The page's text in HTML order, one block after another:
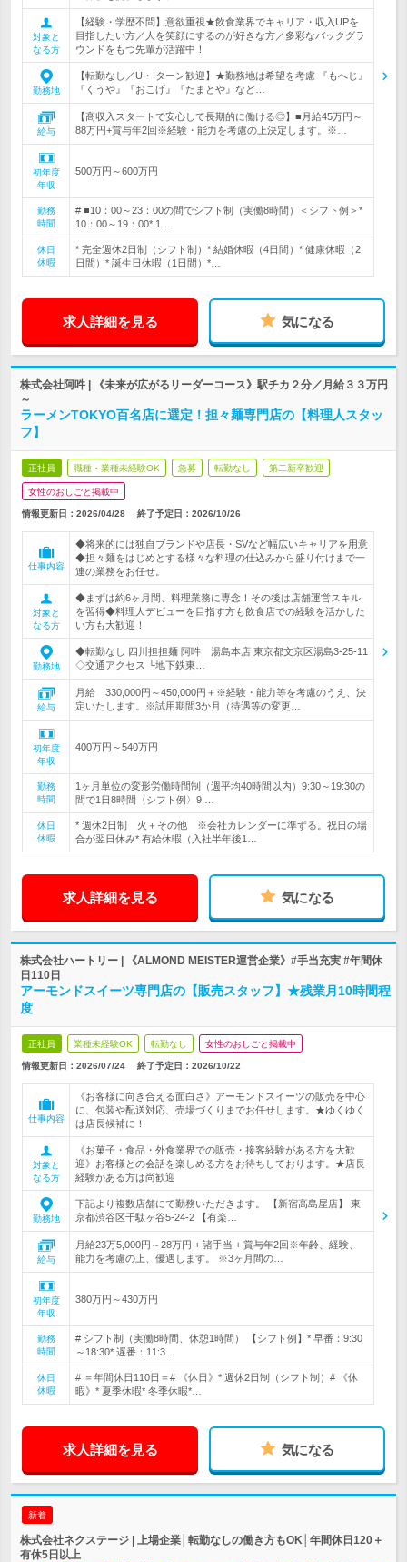
対象と
なる方
【経験・学歴不問】意欲重視★飲食業界でキャリア・収入UPを
目指したい方／人を笑顔にするのが好きな方／多彩なバックグラ
ウンドをもつ先輩が活躍中！
勤務地
【転勤なし／U・Iターン歓迎】★勤務地は希望を考慮 『もへじ』
『くうや』『おこげ』『たまとや』など…
給与
【高収入スタートで安心して長期的に働ける◎】■月給45万円～
88万円+賞与年2回※経験・能力を考慮の上決定します。※…
初年度
年収
500万円～600万円
勤務
時間
# ■10：00～23：00の間でシフト制（実働8時間）＜シフト例＞*
10：00～19：00* 1…
休日
休暇
* 完全週休2日制（シフト制）* 結婚休暇（4日間）* 健康休暇（2
日間）* 誕生日休暇（1日間）*…
求人詳細を見る 気になる
株式会社阿吽 | 《未来が広がるリーダーコース》駅チカ２分／月給３３万円
～
ラーメンTOKYO百名店に選定！担々麺専門店の【料理人スタッ
フ】
正社員 職種・業種未経験OK 急募 転勤なし 第二新卒歓迎
女性のおしごと掲載中
情報更新日：2026/04/28 終了予定日： 2026/10/26
仕事内容
◆将来的には独自ブランドや店長・SVなど幅広いキャリアを用意
◆担々麺をはじめとする様々な料理の仕込みから盛り付けまで一
連の業務をお任せ。
対象と
なる方
◆まずは約6ヶ月間、料理業務に専念！その後は店舗運営スキル
を習得◆料理人デビューを目指す方も飲食店での経験を活かした
い方も大歓迎！
勤務地
◆転勤なし 四川担担麺 阿吽 湯島本店 東京都文京区湯島3-25-11
◇交通アクセス └地下鉄東…
給与
月給 330,000円～450,000円＋※経験・能力等を考慮のうえ、決
定いたします。※試用期間3か月（待遇等の変更…
初年度
年収
400万円～540万円
勤務
時間
1ヶ月単位の変形労働時間制（週平均40時間以内）9:30～19:30の
間で1日8時間〈シフト例〉9:…
休日
休暇
* 週休2日制 火＋その他 ※会社カレンダーに準ずる。祝日の場
合が翌日休み* 有給休暇（入社半年後1…
求人詳細を見る 気になる
株式会社ハートリー | 《ALMOND MEISTER運営企業》#手当充実 #年間休
日110日
アーモンドスイーツ専門店の【販売スタッフ】★残業月10時間程
度
正社員 業種未経験OK 転勤なし 女性のおしごと掲載中
情報更新日：2026/07/24 終了予定日： 2026/10/22
仕事内容
《お客様に向き合える面白さ》アーモンドスイーツの販売を中心
に、包装や配送対応、売場づくりまでお任せします。★ゆくゆく
は店長候補に！
対象と
なる方
《お菓子・食品・外食業界での販売・接客経験がある方を大歓
迎》お客様との会話を楽しめる方をお待ちしております。★店長
経験がある方は尚歓迎
勤務地
下記より複数店舗にて勤務いただきます。 【新宿高島屋店】 東
京都渋谷区千駄ヶ谷5-24-2 【有楽…
給与
月給23万5,000円～28万円 + 諸手当 + 賞与年2回※年齢、経験、
能力を考慮の上、優遇します。 ※3ヶ月間の…
初年度
年収
380万円～430万円
勤務
時間
# シフト制（実働8時間、休憩1時間） 【シフト例】* 早番：9:30
～18:30* 遅番：11:3…
休日
休暇
# ＝年間休日110日＝# 《休日》* 週休2日制（シフト制）# 《休
暇》* 夏季休暇* 冬季休暇*…
求人詳細を見る 気になる
新着
株式会社ネクステージ | 上場企業│転勤なしの働き方もOK│年間休日120＋
有休5日以上